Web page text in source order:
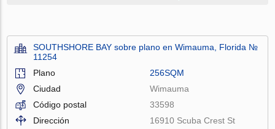
SOUTHSHORE BAY sobre plano en Wimauma, Florida №
11254
Plano
256SQM
Ciudad
Wimauma
Código postal
33598
Dirección
16910 Scuba Crest St